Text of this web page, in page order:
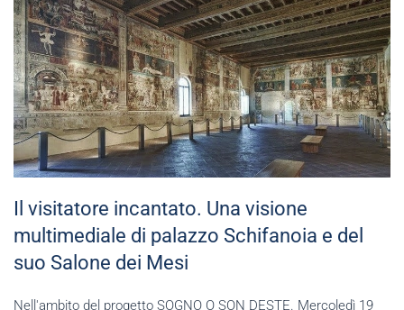
Il visitatore incantato. Una visione
multimediale di palazzo Schifanoia e del
suo Salone dei Mesi
Nell'ambito del progetto SOGNO O SON DESTE. Mercoledì 19